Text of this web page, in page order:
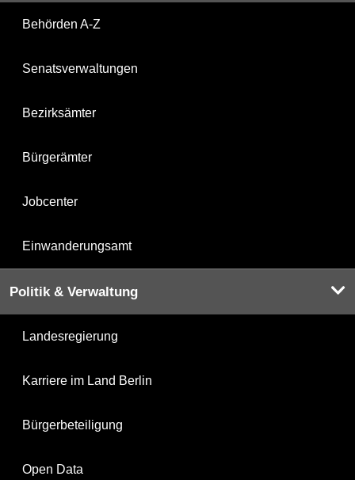
Behörden A-Z
Senatsverwaltungen
Bezirksämter
Bürgerämter
Jobcenter
Einwanderungsamt
Politik & Verwaltung
Landesregierung
Karriere im Land Berlin
Bürgerbeteiligung
Open Data